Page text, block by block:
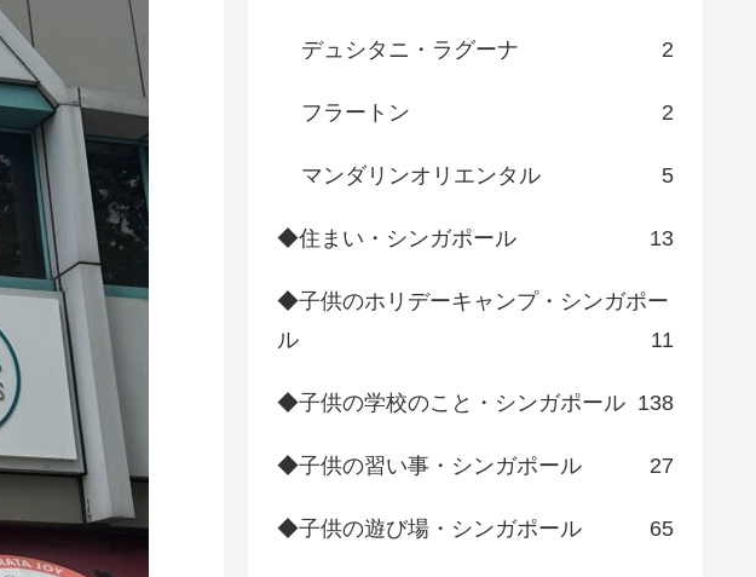
デュシタニ・ラグーナ 2
フラートン 2
マンダリンオリエンタル 5
◆住まい・シンガポール 13
◆子供のホリデーキャンプ・シンガポー
ル
11
◆子供の学校のこと・シンガポール 138
◆子供の習い事・シンガポール 27
◆子供の遊び場・シンガポール 65